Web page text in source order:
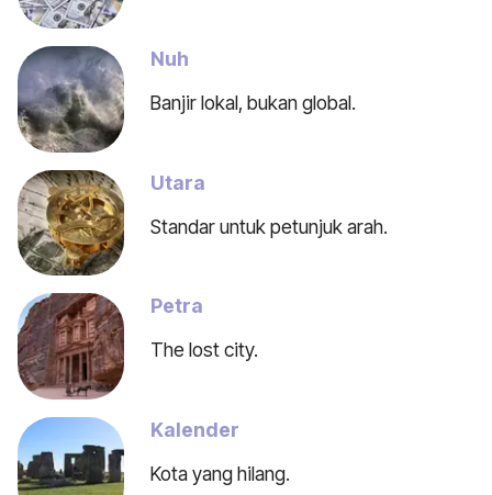
Nuh
Banjir lokal, bukan global.
Utara
Standar untuk petunjuk arah.
Petra
The lost city.
Kalender
Kota yang hilang.